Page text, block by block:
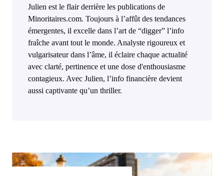
Julien est le flair derrière les publications de
Minoritaires.com. Toujours à l’affût des tendances
émergentes, il excelle dans l’art de “digger” l’info
fraîche avant tout le monde. Analyste rigoureux et
vulgarisateur dans l’âme, il éclaire chaque actualité
avec clarté, pertinence et une dose d'enthousiasme
contagieux. Avec Julien, l’info financière devient
aussi captivante qu’un thriller.